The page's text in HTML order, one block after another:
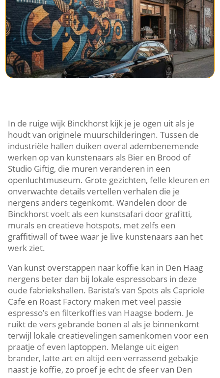
In de ruige wijk Binckhorst kijk je je ogen uit als je
houdt van originele muurschilderingen.​ Tussen de
industriële hallen duiken overal adembenemende
werken op van kunstenaars als Bier en Brood of
Studio Giftig, die muren veranderen in een
openluchtmuseum.​ Grote gezichten, felle kleuren en
onverwachte details vertellen verhalen die je
nergens anders tegenkomt.​ Wandelen door de
Binckhorst voelt als een kunstsafari door grafitti,
murals en creatieve hotspots, met zelfs een
graffitiwall of twee waar je live kunstenaars aan het
werk ziet.​
Van kunst overstappen naar koffie kan in Den Haag
nergens beter dan bij lokale espressobars in deze
oude fabriekshallen.​ Barista’s van Spots als Capriole
Cafe en Roast Factory maken met veel passie
espresso’s en filterkoffies van Haagse bodem.​ Je
ruikt de vers gebrande bonen al als je binnenkomt
terwijl lokale creatievelingen samenkomen voor een
praatje of even laptoppen.​ Melange uit eigen
brander, latte art en altijd een verrassend gebakje
naast je koffie, zo proef je echt de sfeer van Den